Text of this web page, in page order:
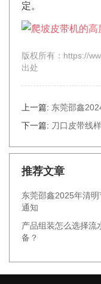
定。
版权所有：https://
出处
上一篇: 东莞邵鑫
下一篇: 刀口皮带线
推荐文章
东莞邵鑫2025年清明
通知
产品组装怎么选择流
备？